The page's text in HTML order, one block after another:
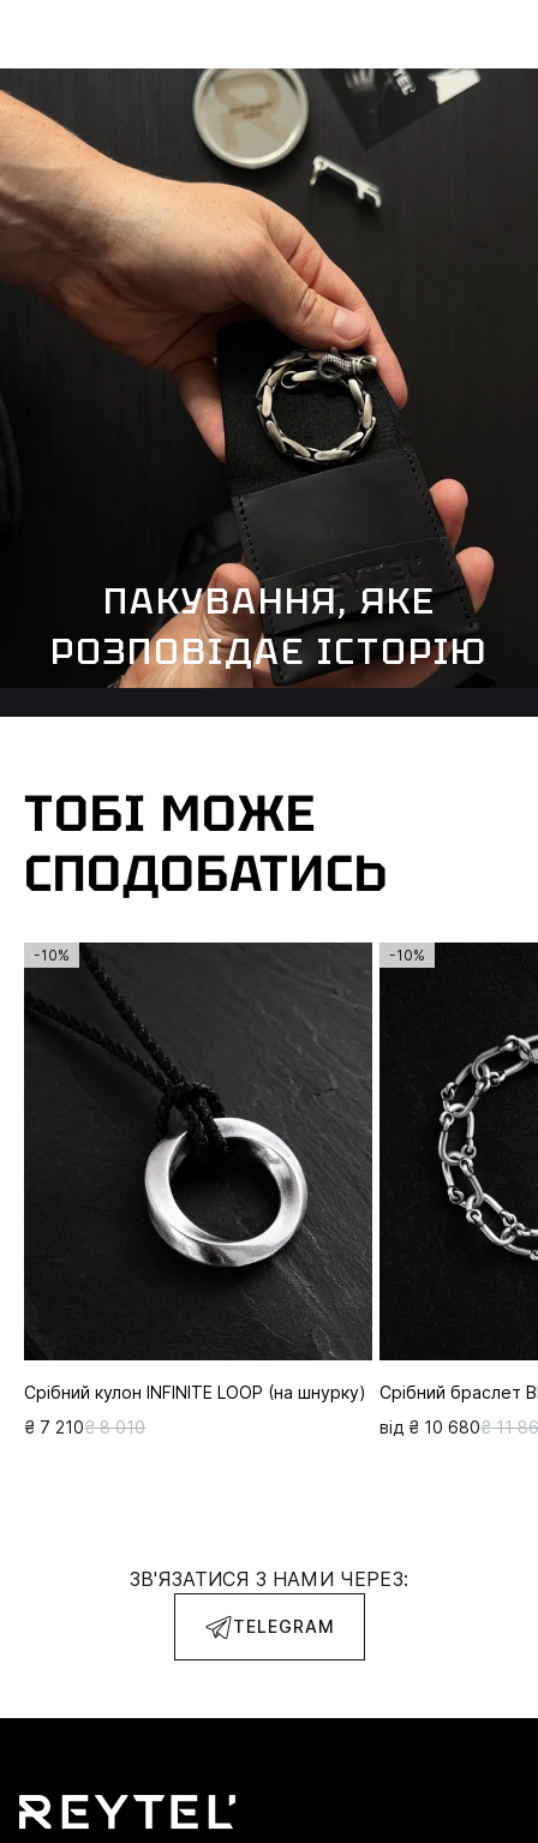
ПАКУВАННЯ, ЯКЕ
РОЗПОВІДАЄ ІСТОРІЮ
ТОБІ МОЖЕ
СПОДОБАТИСЬ
-10%
Срібний кулон INFINITE LOOP (на шнурку)
₴ 7 210₴ 8 010
-10%
Срібний браслет
від ₴ 10 680₴ 11
ЗВ'ЯЗАТИСЯ З НАМИ ЧЕРЕЗ:
TELEGRAM